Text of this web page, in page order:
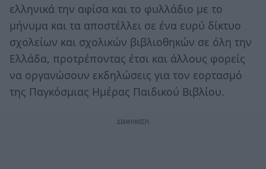
ελληνικά την αφίσα και το φυλλάδιο με το
μήνυμα και τα αποστέλλει σε ένα ευρύ δίκτυο
σχολείων και σχολικών βιβλιοθηκών σε όλη την
Ελλάδα, προτρέποντας έτσι και άλλους φορείς
να οργανώσουν εκδηλώσεις για τον εορτασμό
της Παγκόσμιας Ημέρας Παιδικού Βιβλίου.